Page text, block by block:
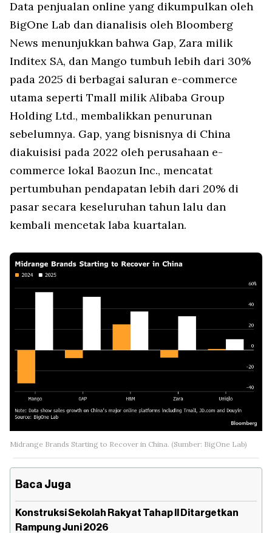
Data penjualan online yang dikumpulkan oleh
BigOne Lab dan dianalisis oleh Bloomberg
News menunjukkan bahwa Gap, Zara milik
Inditex SA, dan Mango tumbuh lebih dari 30%
pada 2025 di berbagai saluran e-commerce
utama seperti Tmall milik Alibaba Group
Holding Ltd., membalikkan penurunan
sebelumnya. Gap, yang bisnisnya di China
diakuisisi pada 2022 oleh perusahaan e-
commerce lokal Baozun Inc., mencatat
pertumbuhan pendapatan lebih dari 20% di
pasar secara keseluruhan tahun lalu dan
kembali mencetak laba kuartalan.
Midrange Brands Starting to Recover in China. (Sumber: BigOne Lab)
Baca Juga
Konstruksi Sekolah Rakyat Tahap II Ditargetkan
Rampung Juni 2026